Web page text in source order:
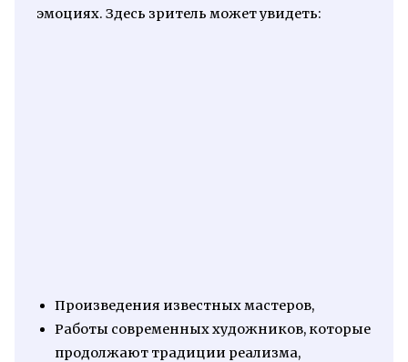
эмоциях. Здесь зритель может увидеть:
Произведения известных мастеров,
Работы современных художников, которые
продолжают традиции реализма,